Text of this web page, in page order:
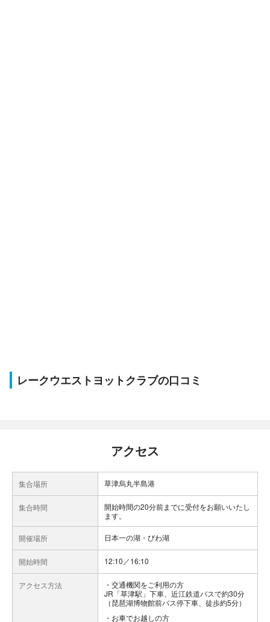
レークウエストヨットクラブの口コミ
アクセス
集合場所 草津烏丸半島港
集合時間
開始時間の20分前までに受付をお願いいたし
ます。
開催場所 日本一の湖・びわ湖
開始時間 12:10／16:10
アクセス方法
交通機関をご利用の方
JR「草津駅」下車、近江鉄道バスで約30分
（琵琶湖博物館前バス停下車、徒歩約5分）
お車でお越しの方